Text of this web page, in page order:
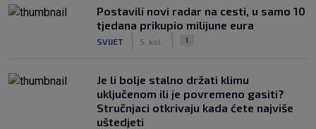
Postavili novi radar na cesti, u samo 10
tjedana prikupio milijune eura
SVIJET 5. kol. 1
Je li bolje stalno držati klimu
uključenom ili je povremeno gasiti?
Stručnjaci otkrivaju kada ćete najviše
uštedjeti